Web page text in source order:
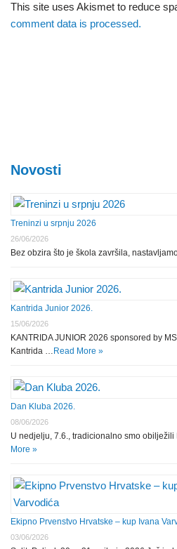
This site uses Akismet to reduce
comment data is processed.
Novosti
Treninzi u srpnju 2026
26/06/2026
Bez obzira što je škola završila,
Kantrida Junior 2026.
15/06/2026
KANTRIDA JUNIOR 2026 sponsored by
Kantrida … Read More »
Dan Kluba 2026.
08/06/2026
U nedjelju, 7.6., tradicionalno smo
More »
Ekipno Prvenstvo Hrvatske – kup Ivana
03/06/2026